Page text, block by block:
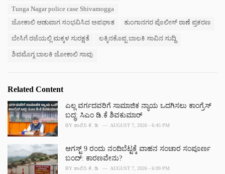
Tunga Nagar police case Shivamogga
ಜೋಕಾಲಿ ಆಡುವಾಗ ಸಂಭವಿಸಿದ ಅಪಘಾತ
ತುಂಗಾನಗರ ಪೊಲೀಸ್ ಠಾಣೆ ಪ್ರಕರಣ
ಬೇಸಿಗೆ ರಜೆಯಲ್ಲಿ ಮಕ್ಕಳ ಸುರಕ್ಷತೆ ಲಕ್ಕಿನಕೊಪ್ಪ ಬಾಲಕಿ ಸಾವಿನ ಸುದ್ದಿ
ಶಿವಮೊಗ್ಗ ಬಾಲಕಿ ಜೋಕಾಲಿ ಸಾವು
Related Content
ಎಲ್ಲ ವರ್ಗದವರಿಗೆ ಸಾಮಾಜಿಕ ನ್ಯಾಯ ಒದಗಿಸಲು ಕಾಂಗ್ರೆಸ್
ಬದ್ಧ: ಸಿಎಂ ಡಿ.ಕೆ ಶಿವಕುಮಾರ್
BY ಶಾಲಿನಿ ಕೆ. ಡಿ AUGUST 7, 2026 - 6:45 PM
ಆಗಸ್ಟ್ 9 ರಂದು ನಂದಿಬೆಟ್ಟಕ್ಕೆ ವಾಹನ ಸಂಚಾರ ಸಂಪೂರ್ಣ
ಬಂದ್: ಕಾರಣವೇನು?
BY ಶಾಲಿನಿ ಕೆ. ಡಿ AUGUST 7, 2026 - 6:09 PM